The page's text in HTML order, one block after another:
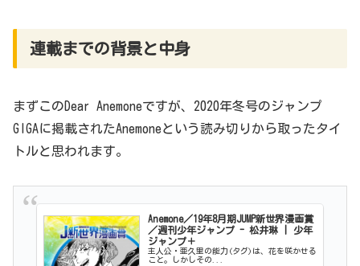
連載までの背景と中身
まずこのDear Anemoneですが、2020年冬号のジャンプ
GIGAに掲載されたAnemoneという読み切りから取ったタイ
トルと思われます。
Anemone／19年8月期JUMP新世界漫画賞
／週刊少年ジャンプ - 松井琳 | 少年
ジャンプ＋
主人公・亜久里の能力(タグ)は、花を咲かせる
こと。しかしその...